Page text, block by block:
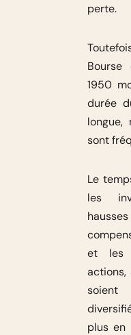
perte.
1950
durée
longue,
sont
Le
les
et les
actions,
soient
plus en